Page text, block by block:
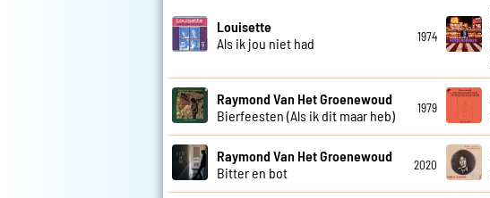
Louisette
Als ik jou niet had
1974
Raymond Van Het Groenewoud
Bierfeesten (Als ik dit maar heb)
1979
Raymond Van Het Groenewoud
Bitter en bot
2020